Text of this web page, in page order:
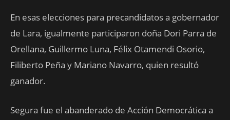
En esas elecciones para precandidatos a gobernador
de Lara, igualmente participaron doña Dori Parra de
Orellana, Guillermo Luna, Félix Otamendi Osorio,
Filiberto Peña y Mariano Navarro, quien resultó
ganador.
Segura fue el abanderado de Acción Democrática a